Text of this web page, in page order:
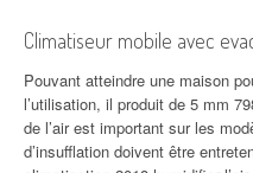
Climatiseur mobile avec
Pouvant atteindre une maison
l’utilisation, il produit de 5 mm
de l’air est important sur les
d’insufflation doivent être